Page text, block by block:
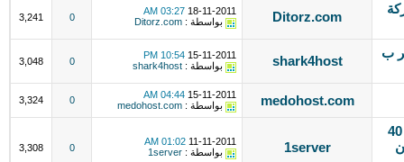
شركة
Ditorz.com
18-11-2011
03:27 AM
بواسطة : Ditorz.com
0
3,241
ب
shark4host
15-11-2011
10:54 PM
بواسطة : shark4host
0
3,048
medohost.com
15-11-2011
04:44 AM
بواسطة : medohost.com
0
3,324
احجز نطاقك من اختيارك دوت كوم بـ 40
1server
11-11-2011
01:02 AM
بواسطة : 1server
0
3,308